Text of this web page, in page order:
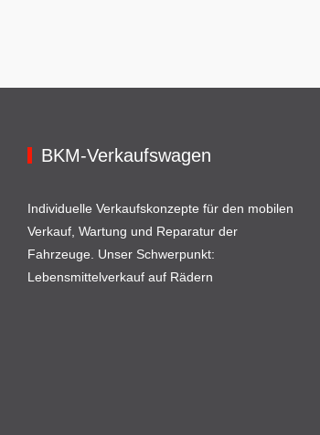
BKM-Verkaufswagen
Individuelle Verkaufskonzepte für den mobilen
Verkauf, Wartung und Reparatur der
Fahrzeuge. Unser Schwerpunkt:
Lebensmittelverkauf auf Rädern